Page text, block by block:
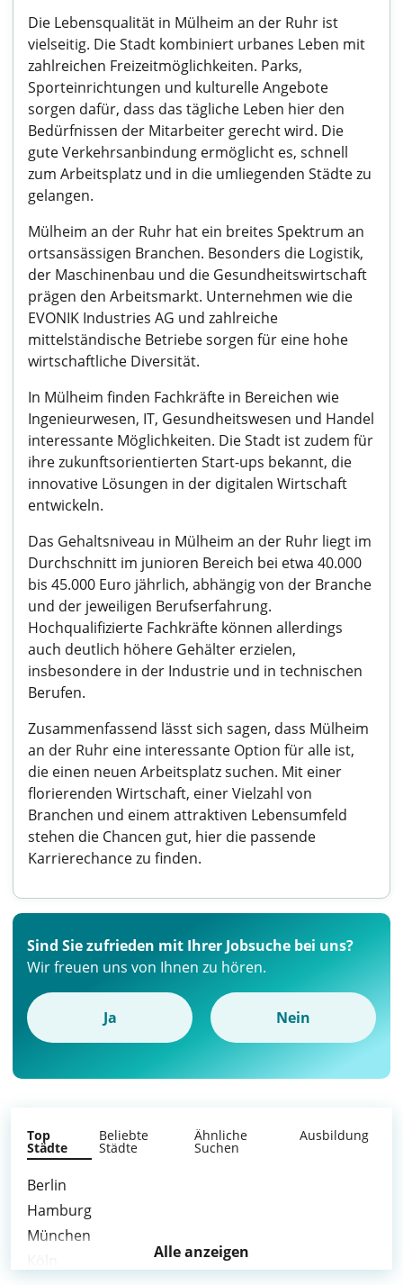
Die Lebensqualität in Mülheim an der Ruhr ist
vielseitig. Die Stadt kombiniert urbanes Leben mit
zahlreichen Freizeitmöglichkeiten. Parks,
Sporteinrichtungen und kulturelle Angebote
sorgen dafür, dass das tägliche Leben hier den
Bedürfnissen der Mitarbeiter gerecht wird. Die
gute Verkehrsanbindung ermöglicht es, schnell
zum Arbeitsplatz und in die umliegenden Städte zu
gelangen.
Mülheim an der Ruhr hat ein breites Spektrum an
ortsansässigen Branchen. Besonders die Logistik,
der Maschinenbau und die Gesundheitswirtschaft
prägen den Arbeitsmarkt. Unternehmen wie die
EVONIK Industries AG und zahlreiche
mittelständische Betriebe sorgen für eine hohe
wirtschaftliche Diversität.
In Mülheim finden Fachkräfte in Bereichen wie
Ingenieurwesen, IT, Gesundheitswesen und Handel
interessante Möglichkeiten. Die Stadt ist zudem für
ihre zukunftsorientierten Start-ups bekannt, die
innovative Lösungen in der digitalen Wirtschaft
entwickeln.
Das Gehaltsniveau in Mülheim an der Ruhr liegt im
Durchschnitt im junioren Bereich bei etwa 40.000
bis 45.000 Euro jährlich, abhängig von der Branche
und der jeweiligen Berufserfahrung.
Hochqualifizierte Fachkräfte können allerdings
auch deutlich höhere Gehälter erzielen,
insbesondere in der Industrie und in technischen
Berufen.
Zusammenfassend lässt sich sagen, dass Mülheim
an der Ruhr eine interessante Option für alle ist,
die einen neuen Arbeitsplatz suchen. Mit einer
florierenden Wirtschaft, einer Vielzahl von
Branchen und einem attraktiven Lebensumfeld
stehen die Chancen gut, hier die passende
Karrierechance zu finden.
Sind Sie zufrieden mit Ihrer Jobsuche bei uns?
Wir freuen uns von Ihnen zu hören.
Ja Nein
Top
Städte
Beliebte
Städte
Ähnliche
Suchen
Ausbildung
Berlin
Hamburg
München
Alle anzeigen